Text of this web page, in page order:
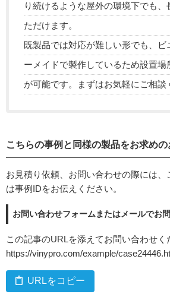
り続けるような屋外の環境下でも、
ただけます。
既製品では対応が難しい形でも、ビ
ーメイドで製作しているため設置場
が可能です。まずはお気軽にご相談
こちらの事例と同様の製品をお求め
お見積り依頼、お問い合わせの際には、
は事例IDをお伝えください。
お問い合わせフォームまたはメールでお
この記事のURLを添えてお問い合わせく
https://vinypro.com/example/
URLをコピー